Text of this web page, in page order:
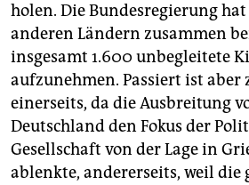
holen. Die Bundesregierung
anderen Ländern zusammen
insgesamt 1.600 unbegleitete
aufzunehmen. Passiert ist aber
einerseits, da die Ausbreitung
Deutschland den Fokus der
Gesellschaft von der Lage in
ablenkte, andererseits, weil die